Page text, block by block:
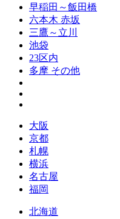
早稲田～飯田橋
六本木 赤坂
三鷹～立川
池袋
23区内
多摩 その他
大阪
京都
札幌
横浜
名古屋
福岡
北海道